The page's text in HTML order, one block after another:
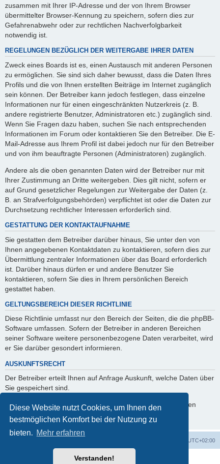
Diese Website nutzt Cookies, um Ihnen den
bestmöglichen Komfort bei der Nutzung zu
bieten. Mehr erfahren
Verstanden!
zusammen mit Ihrer IP-Adresse und der von Ihrem Browser
übermittelter Browser-Kennung zu speichern, sofern dies zur
Gefahrenabwehr oder zur rechtlichen Nachverfolgbarkeit
notwendig ist.
REGELUNGEN BEZÜGLICH DER WEITERGABE IHRER DATEN
Zweck eines Boards ist es, einen Austausch mit anderen Personen
zu ermöglichen. Sie sind sich daher bewusst, dass die Daten Ihres
Profils und die von Ihnen erstellten Beiträge im Internet zugänglich
sein können. Der Betreiber kann jedoch festlegen, dass einzelne
Informationen nur für einen eingeschränkten Nutzerkreis (z. B.
andere registrierte Benutzer, Administratoren etc.) zugänglich sind.
Wenn Sie Fragen dazu haben, suchen Sie nach entsprechenden
Informationen im Forum oder kontaktieren Sie den Betreiber. Die E-
Mail-Adresse aus Ihrem Profil ist dabei jedoch nur für den Betreiber
und von ihm beauftragte Personen (Administratoren) zugänglich.
Andere als die oben genannten Daten wird der Betreiber nur mit
Ihrer Zustimmung an Dritte weitergeben. Dies gilt nicht, sofern er
auf Grund gesetzlicher Regelungen zur Weitergabe der Daten (z.
B. an Strafverfolgungsbehörden) verpflichtet ist oder die Daten zur
Durchsetzung rechtlicher Interessen erforderlich sind.
GESTATTUNG DER KONTAKTAUFNAHME
Sie gestatten dem Betreiber darüber hinaus, Sie unter den von
Ihnen angegebenen Kontaktdaten zu kontaktieren, sofern dies zur
Übermittlung zentraler Informationen über das Board erforderlich
ist. Darüber hinaus dürfen er und andere Benutzer Sie
kontaktieren, sofern Sie dies in Ihrem persönlichen Bereich
gestattet haben.
GELTUNGSBEREICH DIESER RICHTLINIE
Diese Richtlinie umfasst nur den Bereich der Seiten, die die phpBB-
Software umfassen. Sofern der Betreiber in anderen Bereichen
seiner Software weitere personenbezogene Daten verarbeitet, wird
er Sie darüber gesondert informieren.
AUSKUNFTSRECHT
Der Betreiber erteilt Ihnen auf Anfrage Auskunft, welche Daten über
Sie gespeichert sind.
Sie können jederzeit die Löschung bzw. Sperrung Ihrer Daten
verlangen. Kontaktieren Sie hierzu bitte den Betreiber.
UTC+02:00
Powered byphpBB® Forum Software © phpBB Limited